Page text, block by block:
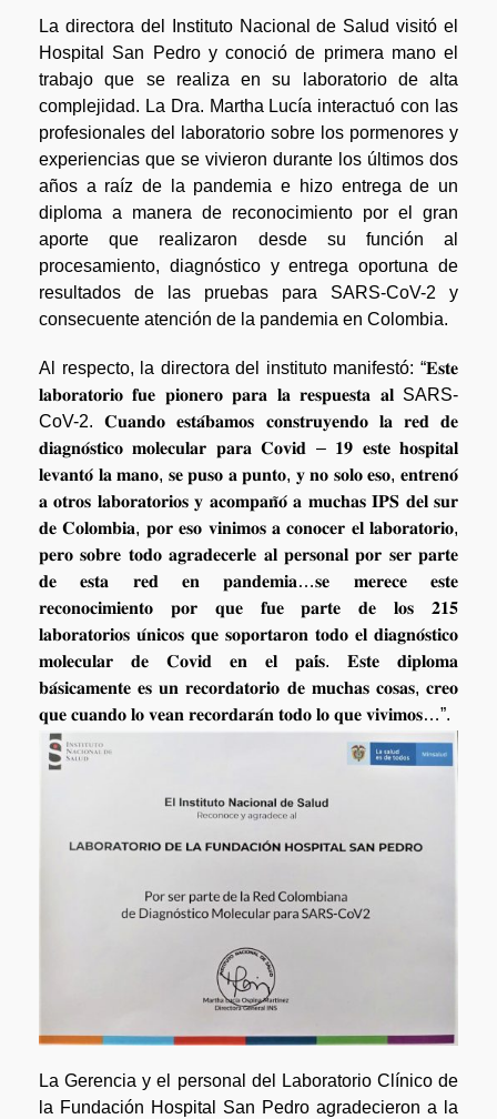
La directora del Instituto Nacional de Salud visitó el
Hospital San Pedro y conoció de primera mano el
trabajo que se realiza en su laboratorio de alta
complejidad. La Dra. Martha Lucía interactuó con las
profesionales del laboratorio sobre los pormenores y
experiencias que se vivieron durante los últimos dos
años a raíz de la pandemia e hizo entrega de un
diploma a manera de reconocimiento por el gran
aporte que realizaron desde su función al
procesamiento, diagnóstico y entrega oportuna de
resultados de las pruebas para SARS-CoV-2 y
consecuente atención de la pandemia en Colombia.
Al respecto, la directora del instituto manifestó: “𝐄𝐬𝐭𝐞
𝐥𝐚𝐛𝐨𝐫𝐚𝐭𝐨𝐫𝐢𝐨 𝐟𝐮𝐞 𝐩𝐢𝐨𝐧𝐞𝐫𝐨 𝐩𝐚𝐫𝐚 𝐥𝐚 𝐫𝐞𝐬𝐩𝐮𝐞𝐬𝐭𝐚 𝐚𝐥 SARS-
CoV-2. 𝐂𝐮𝐚𝐧𝐝𝐨 𝐞𝐬𝐭𝐚́𝐛𝐚𝐦𝐨𝐬 𝐜𝐨𝐧𝐬𝐭𝐫𝐮𝐲𝐞𝐧𝐝𝐨 𝐥𝐚 𝐫𝐞𝐝 𝐝𝐞
𝐝𝐢𝐚𝐠𝐧𝐨́𝐬𝐭𝐢𝐜𝐨 𝐦𝐨𝐥𝐞𝐜𝐮𝐥𝐚𝐫 𝐩𝐚𝐫𝐚 𝐂𝐨𝐯𝐢𝐝 – 𝟏𝟗 𝐞𝐬𝐭𝐞 𝐡𝐨𝐬𝐩𝐢𝐭𝐚𝐥
𝐥𝐞𝐯𝐚𝐧𝐭𝐨́ 𝐥𝐚 𝐦𝐚𝐧𝐨, 𝐬𝐞 𝐩𝐮𝐬𝐨 𝐚 𝐩𝐮𝐧𝐭𝐨, 𝐲 𝐧𝐨 𝐬𝐨𝐥𝐨 𝐞𝐬𝐨, 𝐞𝐧𝐭𝐫𝐞𝐧𝐨́
𝐚 𝐨𝐭𝐫𝐨𝐬 𝐥𝐚𝐛𝐨𝐫𝐚𝐭𝐨𝐫𝐢𝐨𝐬 𝐲 𝐚𝐜𝐨𝐦𝐩𝐚𝐧̃𝐨́ 𝐚 𝐦𝐮𝐜𝐡𝐚𝐬 𝐈𝐏𝐒 𝐝𝐞𝐥 𝐬𝐮𝐫
𝐝𝐞 𝐂𝐨𝐥𝐨𝐦𝐛𝐢𝐚, 𝐩𝐨𝐫 𝐞𝐬𝐨 𝐯𝐢𝐧𝐢𝐦𝐨𝐬 𝐚 𝐜𝐨𝐧𝐨𝐜𝐞𝐫 𝐞𝐥 𝐥𝐚𝐛𝐨𝐫𝐚𝐭𝐨𝐫𝐢𝐨,
𝐩𝐞𝐫𝐨 𝐬𝐨𝐛𝐫𝐞 𝐭𝐨𝐝𝐨 𝐚𝐠𝐫𝐚𝐝𝐞𝐜𝐞𝐫𝐥𝐞 𝐚𝐥 𝐩𝐞𝐫𝐬𝐨𝐧𝐚𝐥 𝐩𝐨𝐫 𝐬𝐞𝐫 𝐩𝐚𝐫𝐭𝐞
𝐝𝐞 𝐞𝐬𝐭𝐚 𝐫𝐞𝐝 𝐞𝐧 𝐩𝐚𝐧𝐝𝐞𝐦𝐢𝐚…𝐬𝐞 𝐦𝐞𝐫𝐞𝐜𝐞 𝐞𝐬𝐭𝐞
𝐫𝐞𝐜𝐨𝐧𝐨𝐜𝐢𝐦𝐢𝐞𝐧𝐭𝐨 𝐩𝐨𝐫 𝐪𝐮𝐞 𝐟𝐮𝐞 𝐩𝐚𝐫𝐭𝐞 𝐝𝐞 𝐥𝐨𝐬 𝟐𝟏𝟓
𝐥𝐚𝐛𝐨𝐫𝐚𝐭𝐨𝐫𝐢𝐨𝐬 𝐮́𝐧𝐢𝐜𝐨𝐬 𝐪𝐮𝐞 𝐬𝐨𝐩𝐨𝐫𝐭𝐚𝐫𝐨𝐧 𝐭𝐨𝐝𝐨 𝐞𝐥 𝐝𝐢𝐚𝐠𝐧𝐨́𝐬𝐭𝐢𝐜𝐨
𝐦𝐨𝐥𝐞𝐜𝐮𝐥𝐚𝐫 𝐝𝐞 𝐂𝐨𝐯𝐢𝐝 𝐞𝐧 𝐞𝐥 𝐩𝐚𝐢́𝐬. 𝐄𝐬𝐭𝐞 𝐝𝐢𝐩𝐥𝐨𝐦𝐚
𝐛𝐚́𝐬𝐢𝐜𝐚𝐦𝐞𝐧𝐭𝐞 𝐞𝐬 𝐮𝐧 𝐫𝐞𝐜𝐨𝐫𝐝𝐚𝐭𝐨𝐫𝐢𝐨 𝐝𝐞 𝐦𝐮𝐜𝐡𝐚𝐬 𝐜𝐨𝐬𝐚𝐬, 𝐜𝐫𝐞𝐨
𝐪𝐮𝐞 𝐜𝐮𝐚𝐧𝐝𝐨 𝐥𝐨 𝐯𝐞𝐚𝐧 𝐫𝐞𝐜𝐨𝐫𝐝𝐚𝐫𝐚́𝐧 𝐭𝐨𝐝𝐨 𝐥𝐨 𝐪𝐮𝐞 𝐯𝐢𝐯𝐢𝐦𝐨𝐬…”.
La Gerencia y el personal del Laboratorio Clínico de
la Fundación Hospital San Pedro agradecieron a la